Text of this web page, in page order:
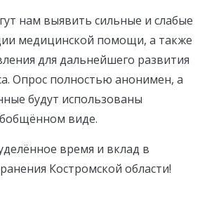
нам выявить сильные и слабые
медицинской помощи, а также
для дальнейшего развития
Опрос полностью анонимен, а
будут использованы
виде.
время и вклад в
Костромской области!